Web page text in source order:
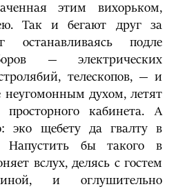
этим вихорьком,
Так и бегают друг за
подле
— электрических
телескопов, — и
неугомонным духом, летят
кабинета. А
эко щебету да гвалту в
Напустить бы такого в
вслух, делясь с гостем
и оглушительно